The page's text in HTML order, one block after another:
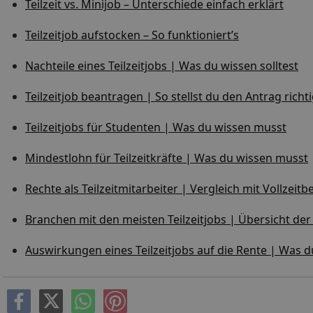
Teilzeit vs. Minijob – Unterschiede einfach erklärt
Teilzeitjob aufstocken – So funktioniert’s
Nachteile eines Teilzeitjobs | Was du wissen solltest
Teilzeitjob beantragen | So stellst du den Antrag
Teilzeitjobs für Studenten | Was du wissen musst
Mindestlohn für Teilzeitkräfte | Was du wissen musst
Rechte als Teilzeitmitarbeiter | Vergleich mit
Branchen mit den meisten Teilzeitjobs | Übersicht der
Auswirkungen eines Teilzeitjobs auf die Rente | Was